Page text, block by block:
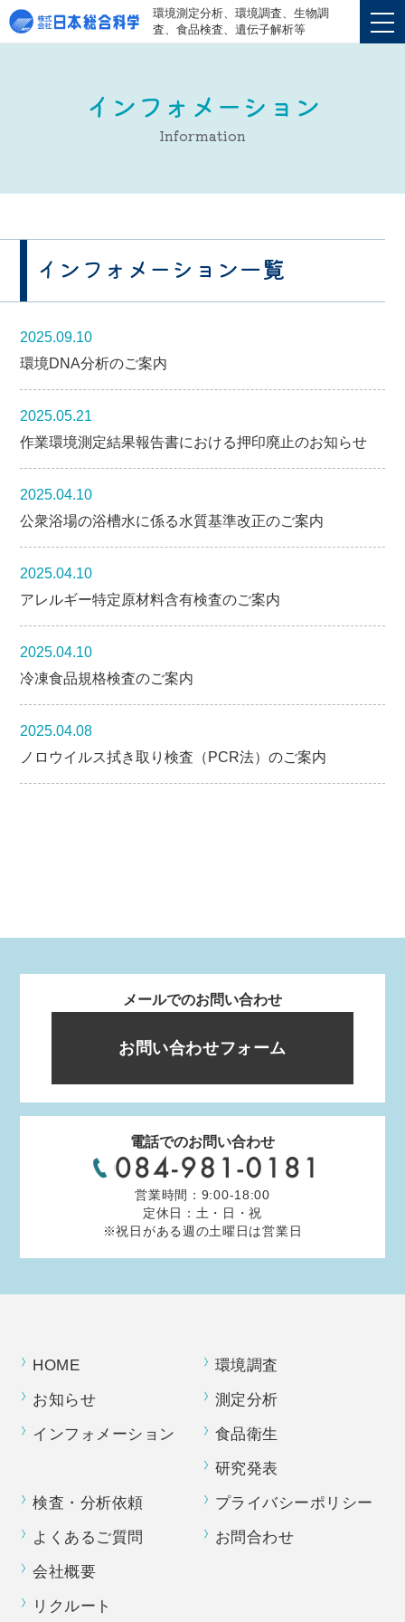
環境測定分析、環境調査、生物調
査、食品検査、遺伝子解析等
インフォメーション
Information
インフォメーション一覧
2025.09.10
環境DNA分析のご案内
2025.05.21
作業環境測定結果報告書における押印廃止のお知らせ
2025.04.10
公衆浴場の浴槽水に係る水質基準改正のご案内
2025.04.10
アレルギー特定原材料含有検査のご案内
2025.04.10
冷凍食品規格検査のご案内
2025.04.08
ノロウイルス拭き取り検査（PCR法）のご案内
メールでのお問い合わせ
お問い合わせフォーム
電話でのお問い合わせ
営業時間：9:00-18:00
定休日：土・日・祝
※祝日がある週の土曜日は営業日
HOME
お知らせ
インフォメーション
環境調査
測定分析
食品衛生
研究発表
検査・分析依頼
よくあるご質問
会社概要
リクルート
プライバシーポリシー
お問合わせ